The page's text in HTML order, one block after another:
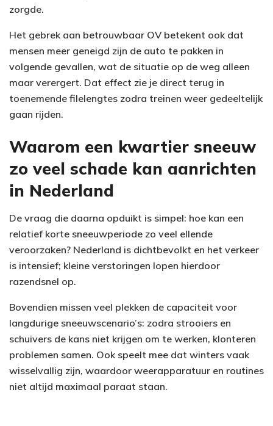
zorgde.
Het gebrek aan betrouwbaar OV betekent ook dat
mensen meer geneigd zijn de auto te pakken in
volgende gevallen, wat de situatie op de weg alleen
maar verergert. Dat effect zie je direct terug in
toenemende filelengtes zodra treinen weer gedeeltelijk
gaan rijden.
Waarom een kwartier sneeuw
zo veel schade kan aanrichten
in Nederland
De vraag die daarna opduikt is simpel: hoe kan een
relatief korte sneeuwperiode zo veel ellende
veroorzaken? Nederland is dichtbevolkt en het verkeer
is intensief; kleine verstoringen lopen hierdoor
razendsnel op.
Bovendien missen veel plekken de capaciteit voor
langdurige sneeuwscenario’s: zodra strooiers en
schuivers de kans niet krijgen om te werken, klonteren
problemen samen. Ook speelt mee dat winters vaak
wisselvallig zijn, waardoor weerapparatuur en routines
niet altijd maximaal paraat staan.